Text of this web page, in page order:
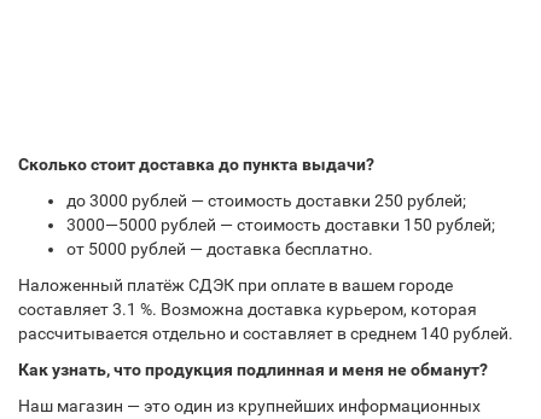
Сколько стоит доставка до пункта выдачи?
до 3000 рублей — стоимость доставки 250 рублей;
3000—5000 рублей — стоимость доставки 150 рублей;
от 5000 рублей — доставка бесплатно.
Наложенный платёж СДЭК при оплате в вашем городе
составляет 3.1 %. Возможна доставка курьером, которая
рассчитывается отдельно и составляет в среднем 140 рублей.
Как узнать, что продукция подлинная и меня не обманут?
Наш магазин — это один из крупнейших информационных